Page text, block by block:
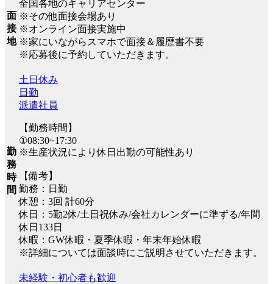
面
接
地
全国各地のキャリアセンター
※その他面接会場あり
※オンライン面接実施中
※家にいながらスマホで面接＆履歴書不要
※応募後に予約していただきます。
勤
務
時
間
土日休み
日勤
派遣社員
【勤務時間】
①08:30~17:30
※生産状況により休日出勤の可能性あり
【備考】
勤務：日勤
休憩：3回 計60分
休日：5勤2休/土日祝休み/会社カレンダーに準ずる/年間
休日133日
休暇：GW休暇・夏季休暇・年末年始休暇
※詳細については面談時にご説明させていただきます。
未経験・初心者も歓迎